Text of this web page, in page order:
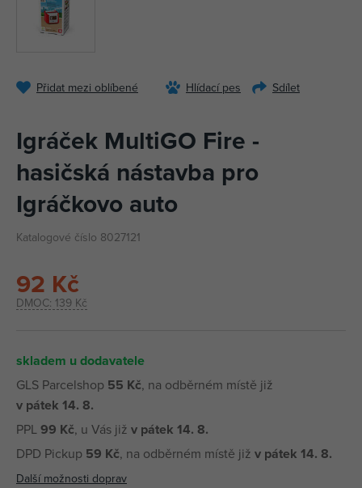
Přidat mezi oblíbené Hlídací pes Sdílet
Igráček MultiGO Fire -
hasičská nástavba pro
Igráčkovo auto
Katalogové číslo 8027121
DMOC: 139 Kč
92 Kč
skladem u dodavatele
GLS Parcelshop 55 Kč, na odběrném místě již
v pátek 14. 8.
PPL99 Kč, u Vás již v pátek 14. 8.
DPD Pickup 59 Kč, na odběrném místě již v pátek 14. 8.
Další možnosti doprav